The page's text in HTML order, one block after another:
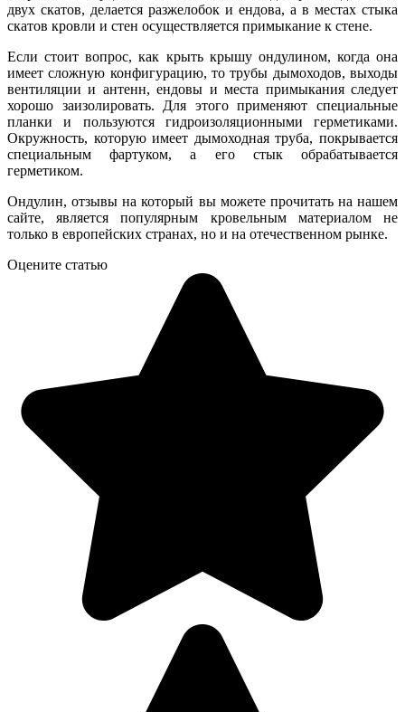
двух скатов, делается разжелобок и ендова, а в местах стыка
скатов кровли и стен осуществляется примыкание к стене.
Если стоит вопрос, как крыть крышу ондулином, когда она
имеет сложную конфигурацию, то трубы дымоходов, выходы
вентиляции и антенн, ендовы и места примыкания следует
хорошо заизолировать. Для этого применяют специальные
планки и пользуются гидроизоляционными герметиками.
Окружность, которую имеет дымоходная труба, покрывается
специальным фартуком, а его стык обрабатывается
герметиком.
Ондулин, отзывы на который вы можете прочитать на нашем
сайте, является популярным кровельным материалом не
только в европейских странах, но и на отечественном рынке.
Оцените статью